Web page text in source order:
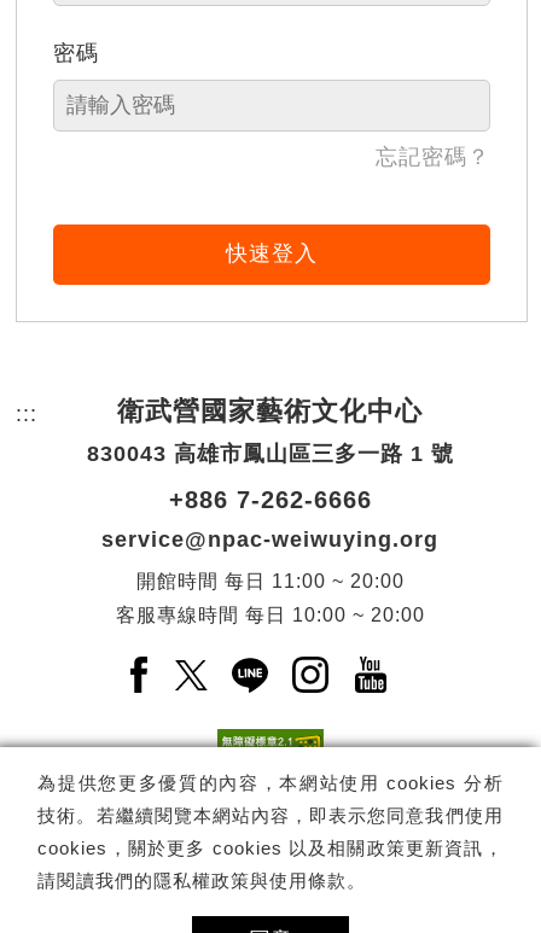
密碼
忘記密碼？
快速登入
為提供您更多優質的內容，本網站使用 cookies 分析
技術。若繼續閱覽本網站內容，即表示您同意我們使用
cookies，關於更多 cookies 以及相關政策更新資訊，
請閱讀我們的隱私權政策與使用條款 。
::: 頁尾網站資訊。
衛武營國家藝術文化中心
830043 高雄市鳳山區三多一路 1 號
+886 7-262-6666
service@npac-weiwuying.org
開館時間 每日
11:00 ~ 20:00
客服專線時間 每日 10:00 ~ 20:00
Facebook(另開新視窗)
X(另開新視窗)
LINE(另開新視窗)
Instagram(另開新視
YouTube(另開
電子報訂閱 訂閱
Copyright © 國家表演藝術中心 -衛武營國家藝術文化中心